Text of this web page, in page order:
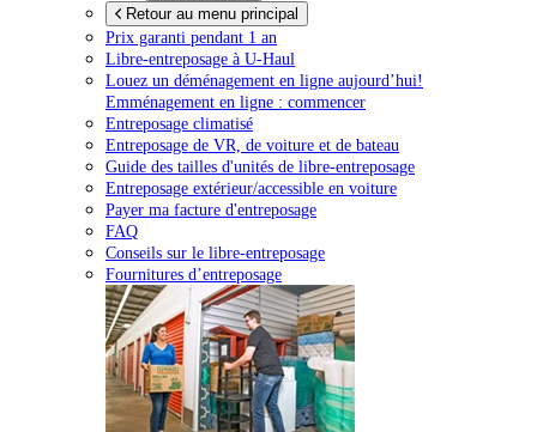
Retour au menu principal
Prix garanti pendant 1 an
Libre-entreposage à U-Haul
Louez un déménagement en ligne aujourd’hui!
Emménagement en ligne : commencer
Entreposage climatisé
Entreposage de VR, de voiture et de bateau
Guide des tailles d'unités de libre-entreposage
Entreposage extérieur/accessible en voiture
Payer ma facture d'entreposage
FAQ
Conseils sur le libre-entreposage
Fournitures d’entreposage